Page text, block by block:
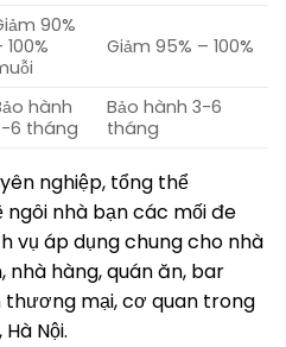
90%
100%
Giảm 95% – 100%
hành
6 tháng
Bảo hành 3-6
tháng
nghiệp, tổng thể
ngôi nhà bạn các mối đe
vụ áp dụng chung cho nhà
nhà hàng, quán ăn, bar
mại, cơ quan trong
Nội.